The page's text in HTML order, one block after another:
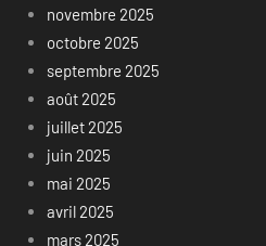
novembre 2025
octobre 2025
septembre 2025
août 2025
juillet 2025
juin 2025
mai 2025
avril 2025
mars 2025